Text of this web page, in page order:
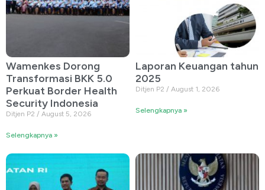
Wamenkes Dorong
Transformasi BKK 5.0
Perkuat Border Health
Security Indonesia
Ditjen P2 August 5, 2026
Selengkapnya »
Laporan Keuangan tahun
2025
Ditjen P2 August 1, 2026
Selengkapnya »